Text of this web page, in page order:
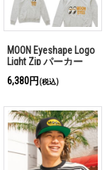
MOON Eyeshape Logo
Light Zip パーカー
6,380円 (税込)